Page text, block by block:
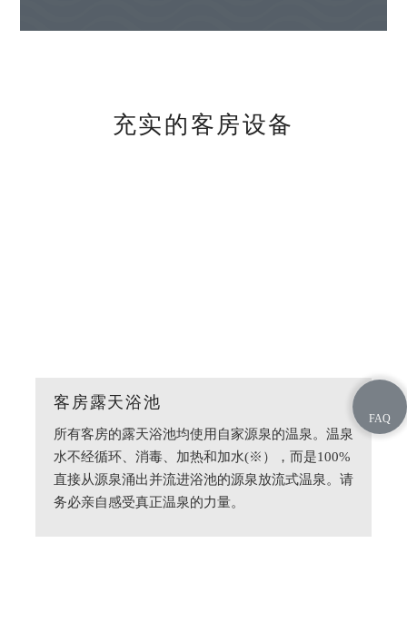
充实的客房设备
客房露天浴池
所有客房的露天浴池均使用自家源泉的温泉。温泉
水不经循环、消毒、加热和加水(※），而是100%
直接从源泉涌出并流进浴池的源泉放流式温泉。请
务必亲自感受真正温泉的力量。